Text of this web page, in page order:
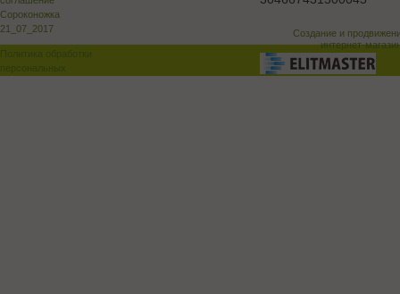
Сороконожка
21_07_2017
Создание и
интернет-